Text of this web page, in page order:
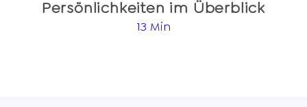
Persönlichkeiten im Überblick
13 Min